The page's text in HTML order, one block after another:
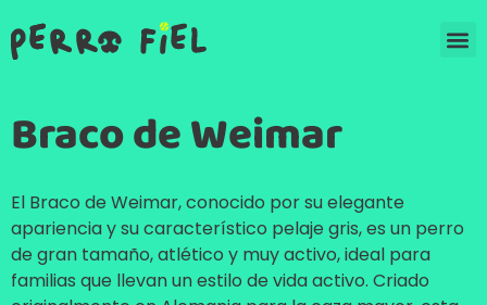
Braco de Weimar
El Braco de Weimar, conocido por su elegante
apariencia y su característico pelaje gris, es un perro
de gran tamaño, atlético y muy activo, ideal para
familias que llevan un estilo de vida activo. Criado